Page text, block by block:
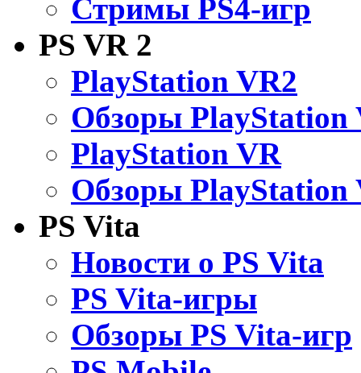
Стримы PS4-игр
PS VR 2
PlayStation VR2
Обзоры PlayStation
PlayStation VR
Обзоры PlayStation
PS Vita
Новости о PS Vita
PS Vita-игры
Обзоры PS Vita-игр